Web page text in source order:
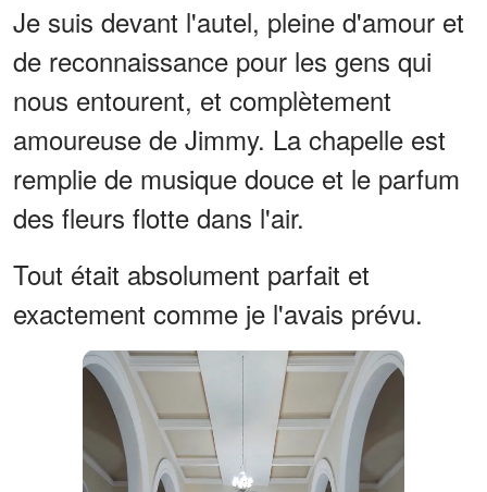
Je suis devant l'autel, pleine d'amour et
de reconnaissance pour les gens qui
nous entourent, et complètement
amoureuse de Jimmy. La chapelle est
remplie de musique douce et le parfum
des fleurs flotte dans l'air.
Tout était absolument parfait et
exactement comme je l'avais prévu.